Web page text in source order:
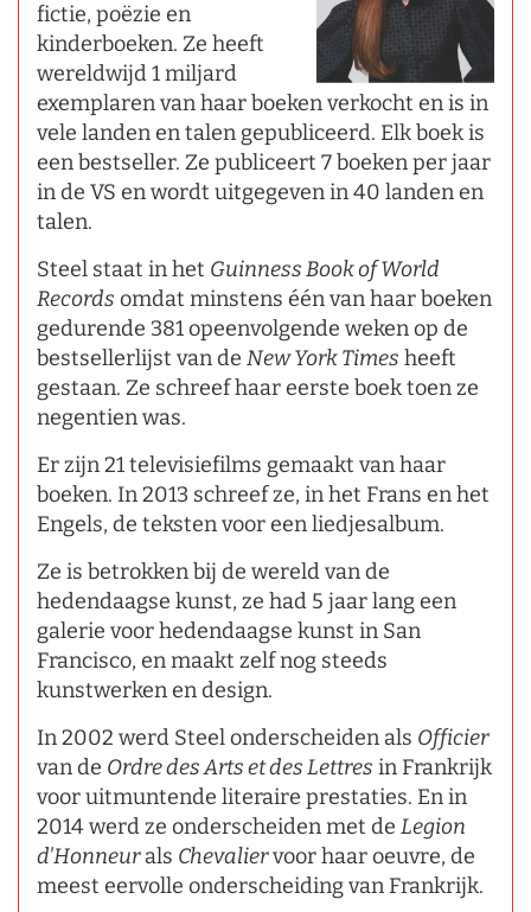
fictie, poëzie en
kinderboeken. Ze heeft
wereldwijd 1 miljard
exemplaren van haar boeken verkocht en is in
vele landen en talen gepubliceerd. Elk boek is
een bestseller. Ze publiceert 7 boeken per jaar
in de VS en wordt uitgegeven in 40 landen en
talen.
Steel staat in het Guinness Book of World
Records omdat minstens één van haar boeken
gedurende 381 opeenvolgende weken op de
bestsellerlijst van de New York Times heeft
gestaan. Ze schreef haar eerste boek toen ze
negentien was.
Er zijn 21 televisiefilms gemaakt van haar
boeken. In 2013 schreef ze, in het Frans en het
Engels, de teksten voor een liedjesalbum.
Ze is betrokken bij de wereld van de
hedendaagse kunst, ze had 5 jaar lang een
galerie voor hedendaagse kunst in San
Francisco, en maakt zelf nog steeds
kunstwerken en design.
In 2002 werd Steel onderscheiden als Officier
van de Ordre des Arts et des Lettres in Frankrijk
voor uitmuntende literaire prestaties. En in
2014 werd ze onderscheiden met de Legion
d'Honneurals Chevaliervoor haar oeuvre, de
meest eervolle onderscheiding van Frankrijk.